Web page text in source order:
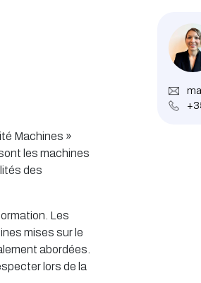
Machines »
les machines
des
Les
mises sur le
abordées.
lors de la